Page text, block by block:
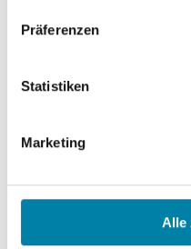
Präferenzen
Statistiken
Marketing
Alle
Thorsten Wettich
Eine kurdische